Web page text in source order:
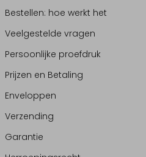
Bestellen: hoe werkt het
Veelgestelde vragen
Persoonlijke proefdruk
Prijzen en Betaling
Enveloppen
Verzending
Garantie